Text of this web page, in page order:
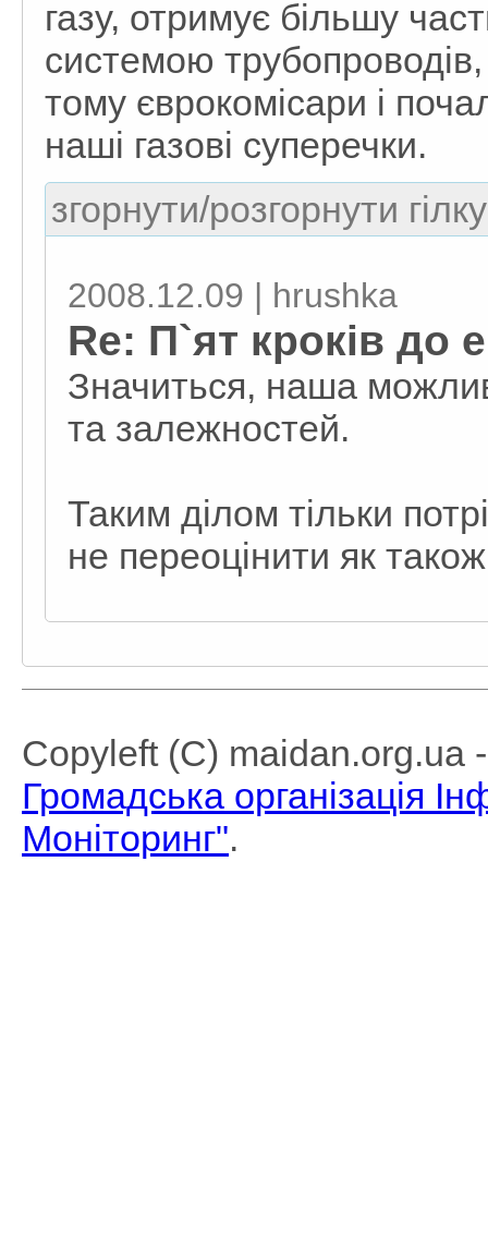
газу, отримує більшу
системою
тому єврокомісари і
наші газові суперечки.
згорнути/розгорнути
2008.12.09 | hrushka
Re: П`ят кроків до
Значиться, наша
та залежностей.
Таким ділом тільки
не переоцінити як
Copyleft (C) maidan.org.ua
Громадська організація
Моніторинг".